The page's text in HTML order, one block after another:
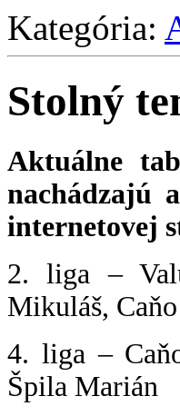
Kategória:
Stolný
Aktuálne
nachádzajú
internetovej
2. liga –
Mikuláš,
4. liga –
Špila Marián